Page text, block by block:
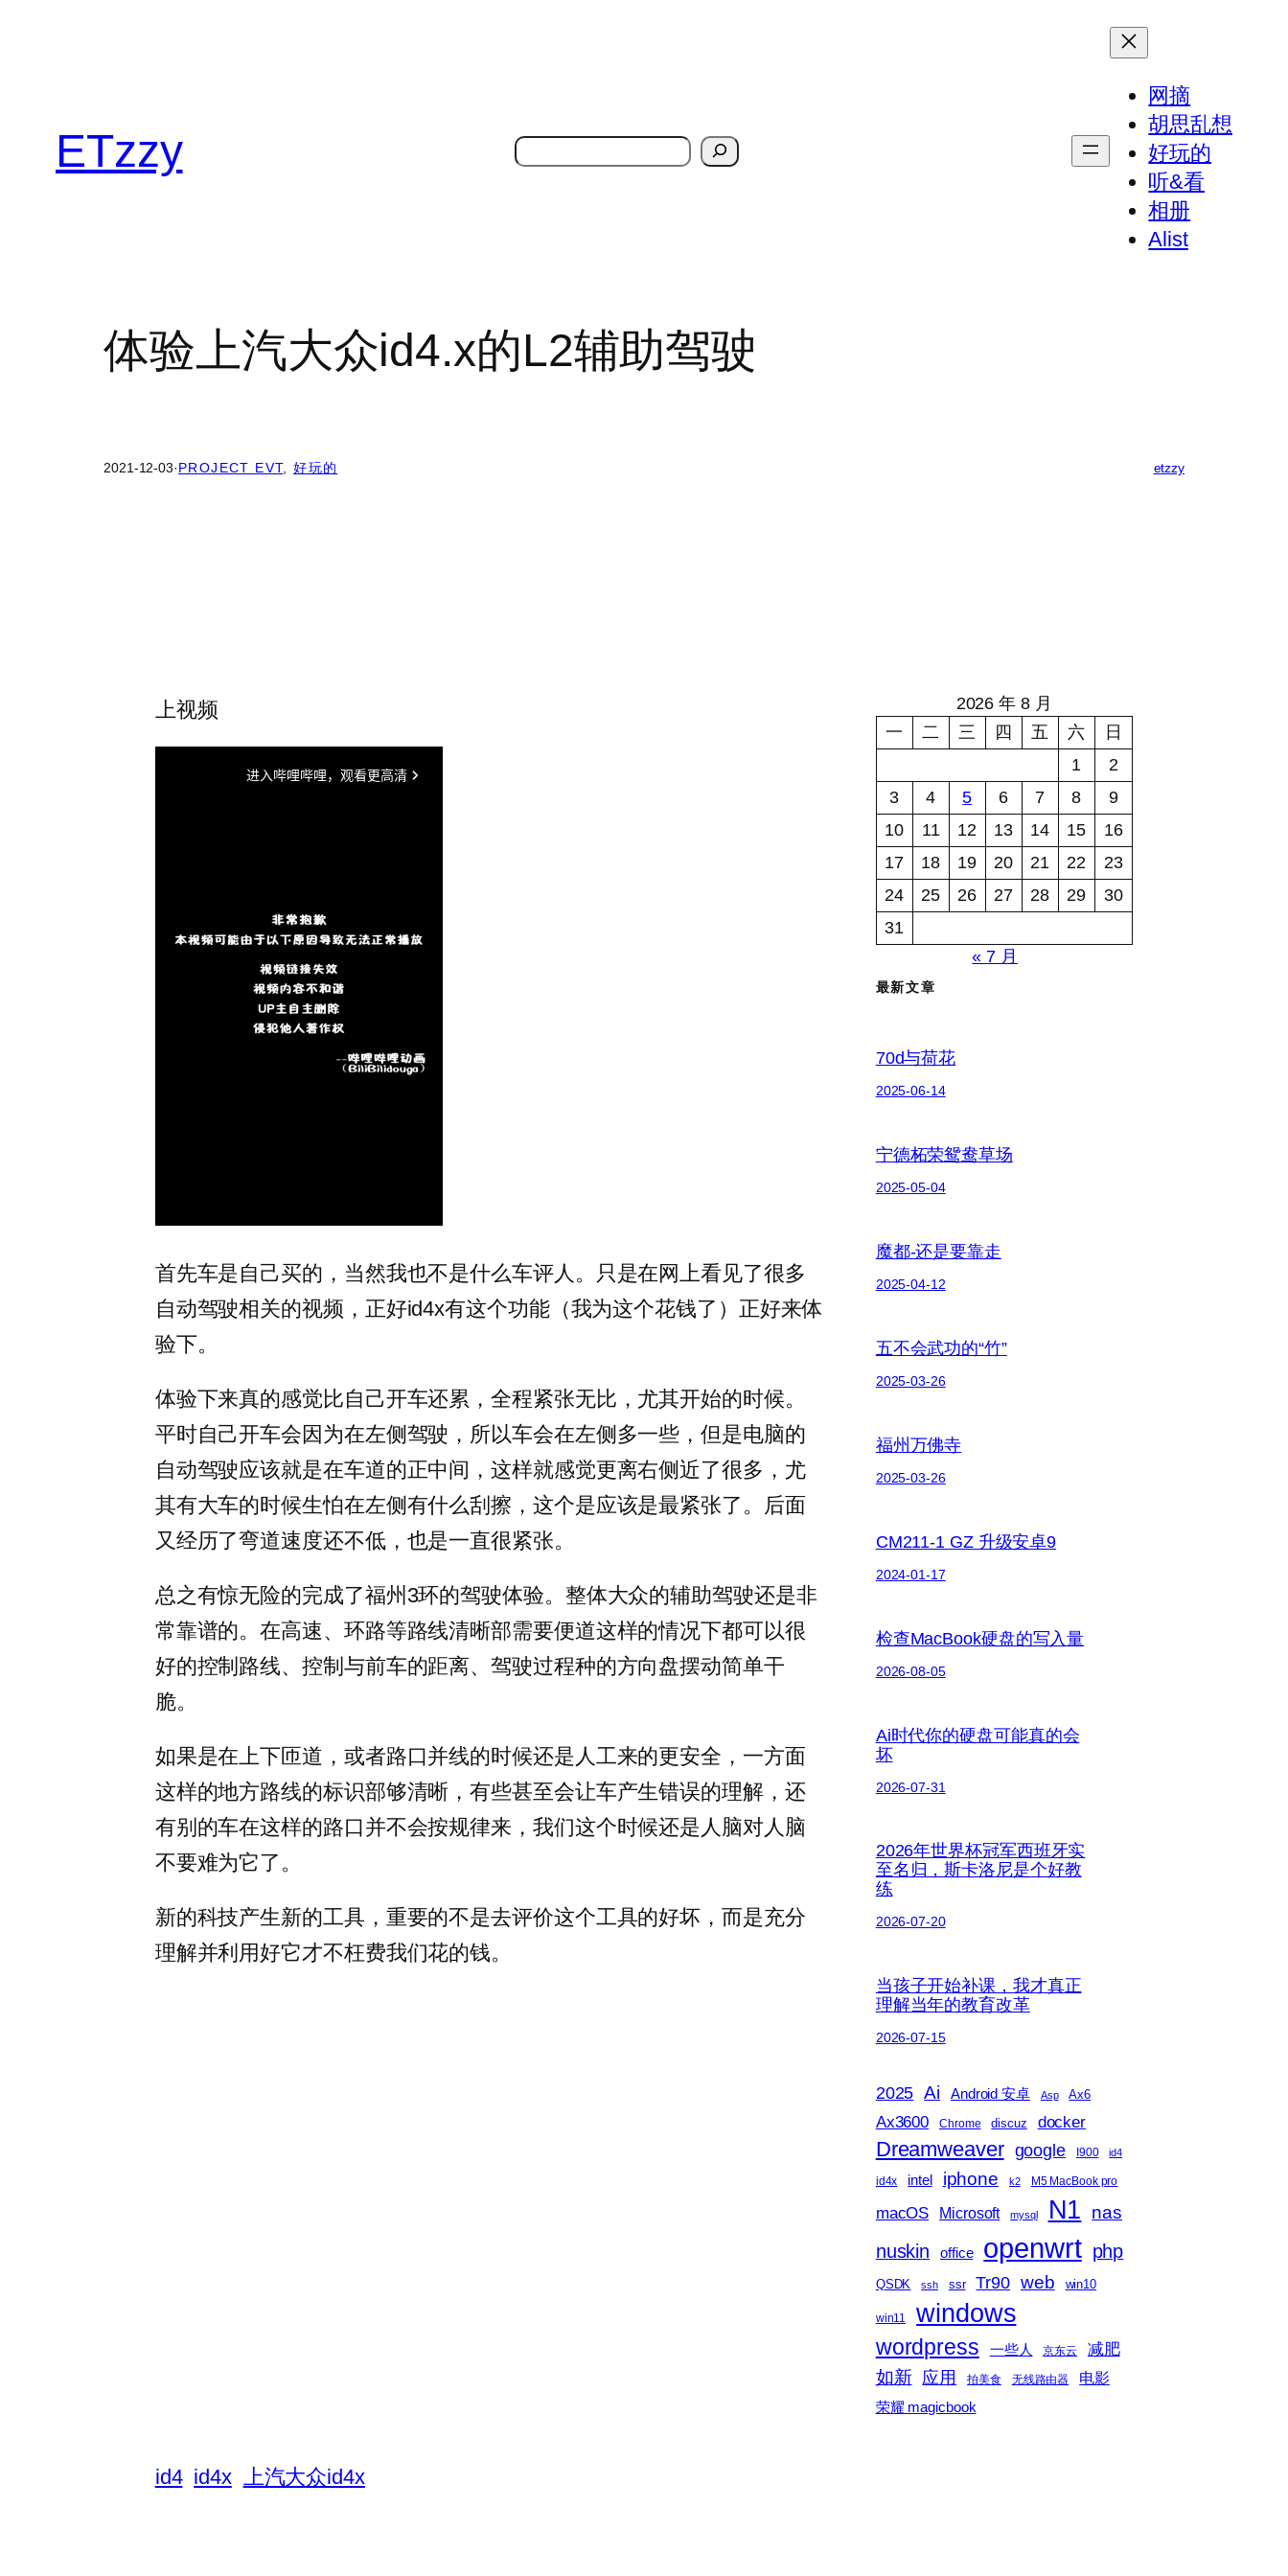
ETzzy
搜
网摘
胡思乱想
好玩的
听&看
相册
Alist
体验上汽大众id4.x的L2辅助驾驶
2021-12-03·PROJECT EVT, 好玩的 etzzy
上视频
首先车是自己买的，当然我也不是什么车评人。只是在网上看见了很多
自动驾驶相关的视频，正好id4x有这个功能（我为这个花钱了）正好来体
验下。
体验下来真的感觉比自己开车还累，全程紧张无比，尤其开始的时候。
平时自己开车会因为在左侧驾驶，所以车会在左侧多一些，但是电脑的
自动驾驶应该就是在车道的正中间，这样就感觉更离右侧近了很多，尤
其有大车的时候生怕在左侧有什么刮擦，这个是应该是最紧张了。后面
又经历了弯道速度还不低，也是一直很紧张。
总之有惊无险的完成了福州3环的驾驶体验。整体大众的辅助驾驶还是非
常靠谱的。在高速、环路等路线清晰部需要便道这样的情况下都可以很
好的控制路线、控制与前车的距离、驾驶过程种的方向盘摆动简单干
脆。
如果是在上下匝道，或者路口并线的时候还是人工来的更安全，一方面
这样的地方路线的标识部够清晰，有些甚至会让车产生错误的理解，还
有别的车在这样的路口并不会按规律来，我们这个时候还是人脑对人脑
不要难为它了。
新的科技产生新的工具，重要的不是去评价这个工具的好坏，而是充分
理解并利用好它才不枉费我们花的钱。
id4 id4x 上汽大众id4x
2026 年 8 月
一
二 三 四 五 六
日
1
2
3
4 5 6 7 8
9
10
11 12 13 14 15
16
17
18 19 20 21 22
23
24
25 26 27 28 29
30
31
« 7 月
最新文章
70d与荷花
2025-06-14
宁德柘荣鸳鸯草场
2025-05-04
魔都-还是要靠走
2025-04-12
五不会武功的“竹”
2025-03-26
福州万佛寺
2025-03-26
CM211-1 GZ 升级安卓9
2024-01-17
检查MacBook硬盘的写入量
2026-08-05
Ai时代你的硬盘可能真的会
坏
2026-07-31
2026年世界杯冠军西班牙实
至名归，斯卡洛尼是个好教
练
2026-07-20
当孩子开始补课，我才真正
理解当年的教育改革
2026-07-15
2025 Ai Android 安卓 Asp Ax6
Ax3600 Chrome discuz docker
Dreamweaver google I900 id4
id4x intel iphone k2 M5 MacBook pro
macOS Microsoft mysql N1 nas
nuskin
office openwrt php
QSDK ssh ssr Tr90 web win10
win11 windows
wordpress 一些人 京东云 减肥
如新 应用 拍美食 无线路由器 电影
荣耀 magicbook